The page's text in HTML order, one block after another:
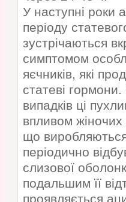
У наступні роки
періоду
зустрічаються
симптомом
яєчників, які
статеві гормони.
випадків ці
впливом жіночих
що
періодично
слизової
подальшим її